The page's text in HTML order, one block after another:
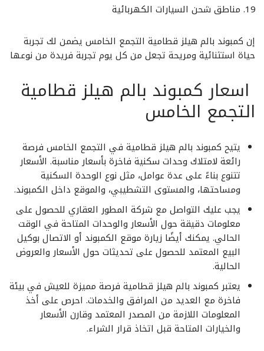
مناطق شحن السيارات الكهربائية
إن كمبوند بالم هيلز قطامية التجمع الخامس يضمن لك تجربة
حياة استثنائية ومريحة تجعل من كل يوم تجربة فريدة من نوعها
اسعار كمبوند بالم هيلز قطامية
التجمع الخامس
يتيح كمبوند بالم هيلز قطامية في التجمع الخامس فرصة
رائعة لامتلاك وحدات سكنية فاخرة بأسعار مناسبة. الأسعار
تتنوع بناءً على عدة عوامل، مثل نوع الوحدة السكنية
ومساحتها، والمستوى التشطيبي، والموقع داخل الكمبوند.
يجب عليك التواصل مع شركة المطور العقاري للحصول على
معلومات دقيقة حول الأسعار والوحدات المتاحة في الوقت
الحالي. يمكنك أيضًا زيارة موقع الكمبوند أو الاتصال بوكيل
البيع المعتمد للحصول على تحديثات حول الأسعار والعروض
الحالية.
يعتبر كمبوند بالم هيلز قطامية فرصة مميزة للعيش في بيئة
فاخرة مع العديد من المرافق والخدمات. احرص على أخذ
المعلومات اللازمة من المصدر المعتمد وقارن الأسعار
والخيارات المتاحة قبل اتخاذ قرار الشراء.